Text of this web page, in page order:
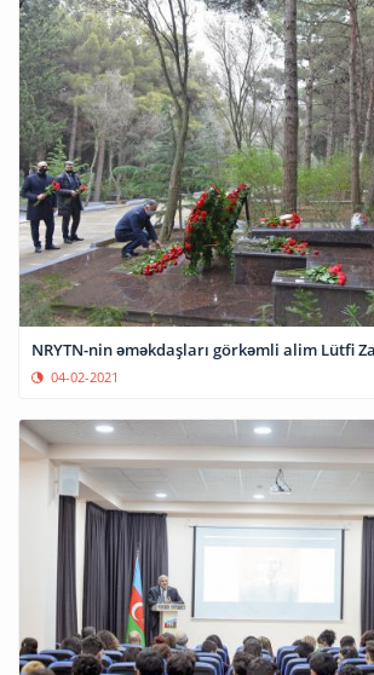
NRYTN-nin əməkdaşları görkəmli alim Lütfi
04-02-2021